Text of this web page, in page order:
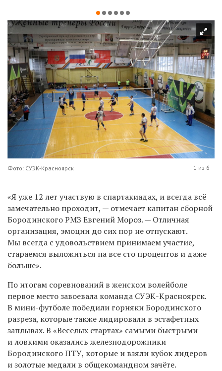
Фото: СУЭК-Красноярск 1 из 6
«Я уже 12 лет участвую в спартакиадах, и всегда всё
замечательно проходит, — отмечает капитан сборной
Бородинского РМЗ Евгений Мороз. — Отличная
организация, эмоции до сих пор не отпускают.
Мы всегда с удовольствием принимаем участие,
стараемся выложиться на все сто процентов и даже
больше».
По итогам соревнований в женском волейболе
первое место завоевала команда СУЭК-Красноярск.
В мини-футболе победили горняки Бородинского
разреза, которые также лидировали в эстафетных
заплывах. В «Веселых стартах» самыми быстрыми
и ловкими оказались железнодорожники
Бородинского ПТУ, которые и взяли кубок лидеров
и золотые медали в общекомандном зачёте.